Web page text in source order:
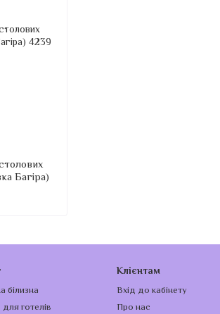
Багіра)
білизна
готелів
Клієнтам
Вхід до кабінету
Про нас